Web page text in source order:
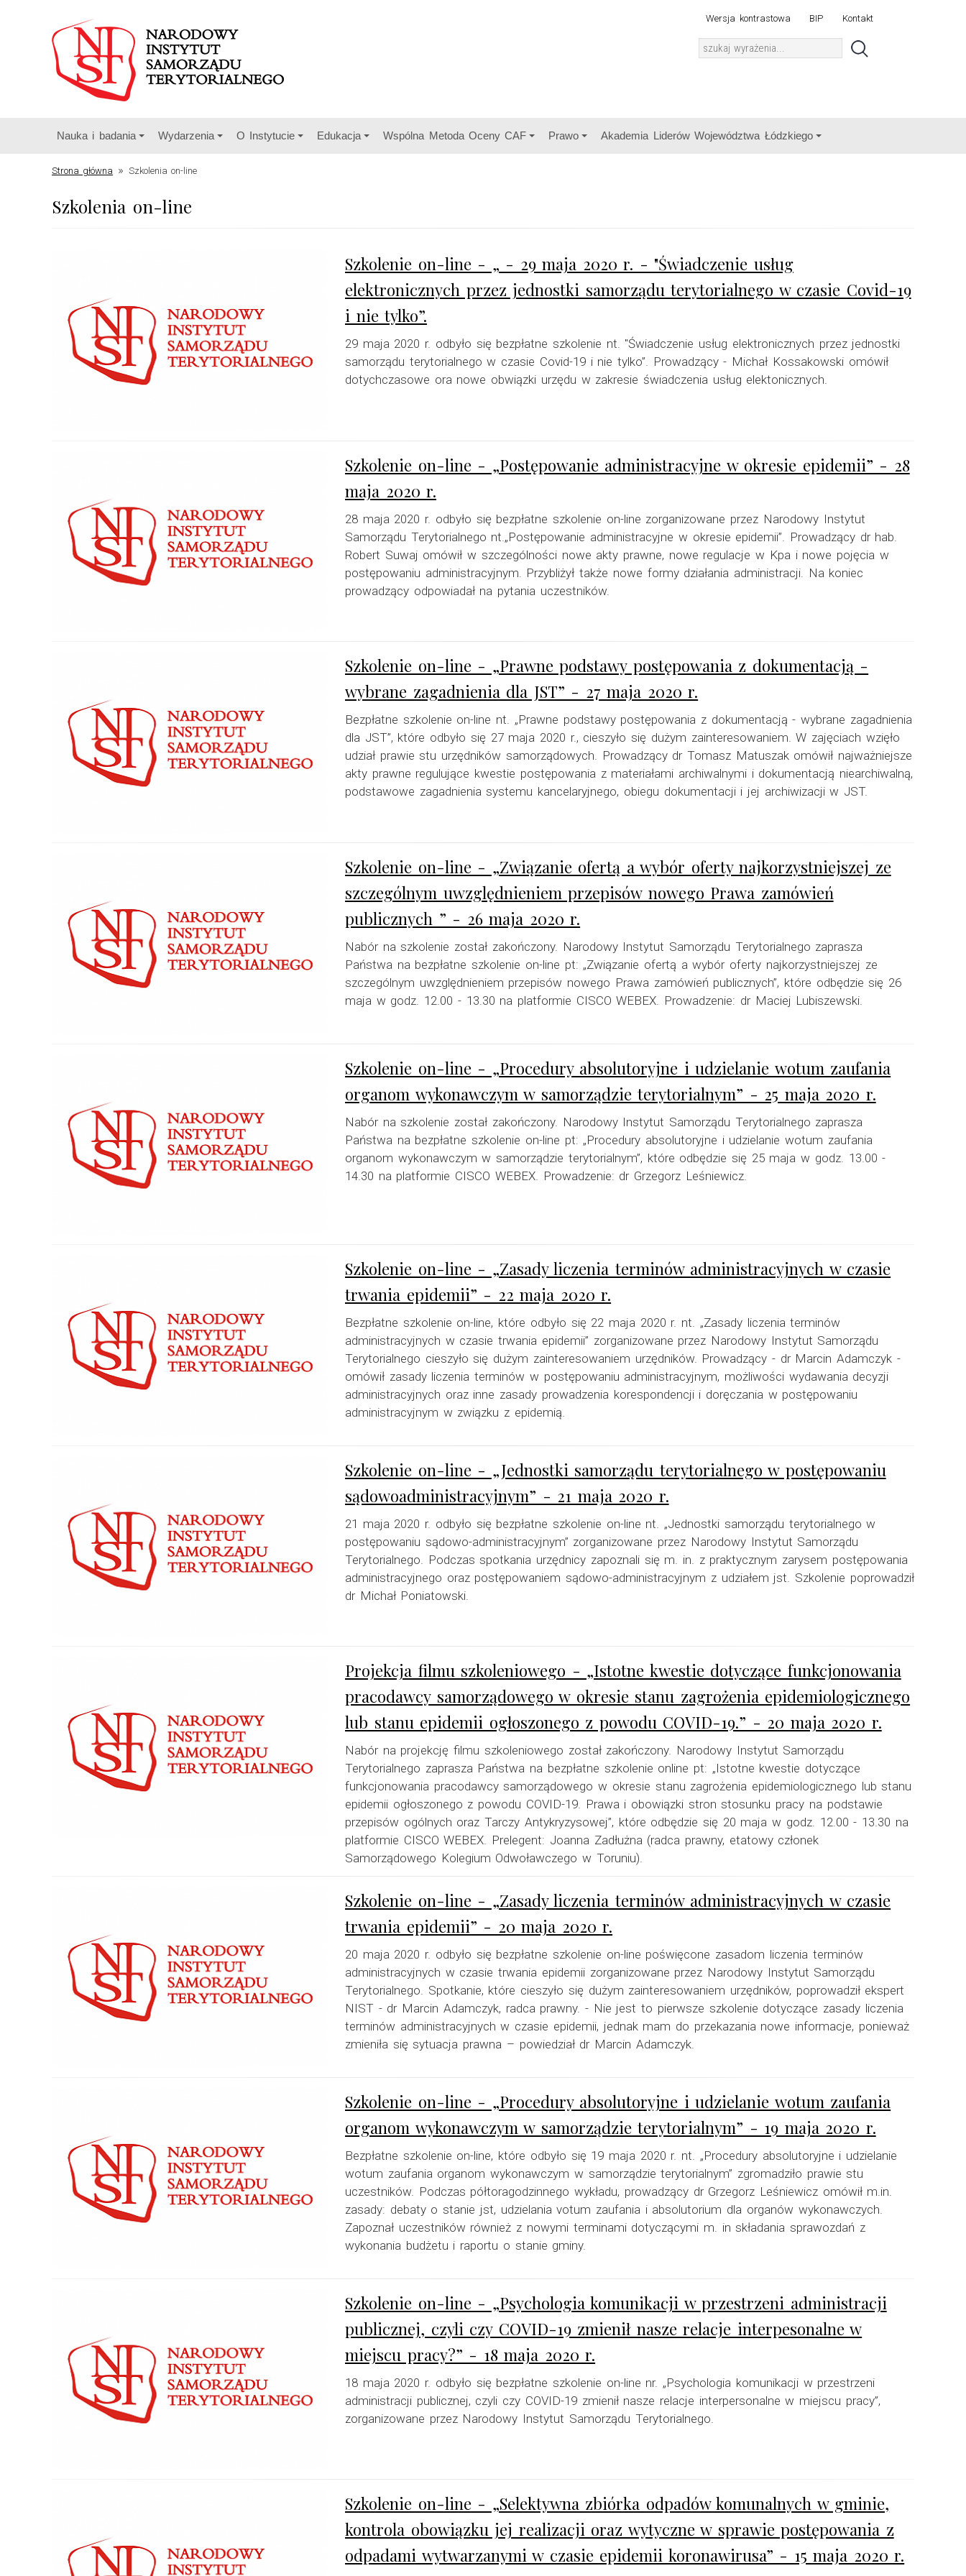
Wersja kontrastowa BIP Kontakt
Nauka i badania Wydarzenia O Instytucie Edukacja Wspólna Metoda Oceny CAF Prawo Akademia Liderów Województwa Łódzkiego
Strona główna » Szkolenia on-line
Szkolenia on-line
Szkolenie on-line - „ - 29 maja 2020 r. - "Świadczenie usług
elektronicznych przez jednostki samorządu terytorialnego w czasie Covid-19
i nie tylko”.
29 maja 2020 r. odbyło się bezpłatne szkolenie nt. "Świadczenie usług elektronicznych przez jednostki
samorządu terytorialnego w czasie Covid-19 i nie tylko”. Prowadzący - Michał Kossakowski omówił
dotychczasowe ora nowe obwiązki urzędu w zakresie świadczenia usług elektonicznych.
Szkolenie on-line - „Postępowanie administracyjne w okresie epidemii” - 28
maja 2020 r.
28 maja 2020 r. odbyło się bezpłatne szkolenie on-line zorganizowane przez Narodowy Instytut
Samorządu Terytorialnego nt.„Postępowanie administracyjne w okresie epidemii”. Prowadzący dr hab.
Robert Suwaj omówił w szczególności nowe akty prawne, nowe regulacje w Kpa i nowe pojęcia w
postępowaniu administracyjnym. Przybliżył także nowe formy działania administracji. Na koniec
prowadzący odpowiadał na pytania uczestników.
Szkolenie on-line - „Prawne podstawy postępowania z dokumentacją -
wybrane zagadnienia dla JST” - 27 maja 2020 r.
Bezpłatne szkolenie on-line nt. „Prawne podstawy postępowania z dokumentacją - wybrane zagadnienia
dla JST”, które odbyło się 27 maja 2020 r., cieszyło się dużym zainteresowaniem. W zajęciach wzięło
udział prawie stu urzędników samorządowych. Prowadzący dr Tomasz Matuszak omówił najważniejsze
akty prawne regulujące kwestie postępowania z materiałami archiwalnymi i dokumentacją niearchiwalną,
podstawowe zagadnienia systemu kancelaryjnego, obiegu dokumentacji i jej archiwizacji w JST.
Szkolenie on-line - „Związanie ofertą a wybór oferty najkorzystniejszej ze
szczególnym uwzględnieniem przepisów nowego Prawa zamówień
publicznych ” - 26 maja 2020 r.
Nabór na szkolenie został zakończony. Narodowy Instytut Samorządu Terytorialnego zaprasza
Państwa na bezpłatne szkolenie on-line pt: „Związanie ofertą a wybór oferty najkorzystniejszej ze
szczególnym uwzględnieniem przepisów nowego Prawa zamówień publicznych”, które odbędzie się 26
maja w godz. 12.00 - 13.30 na platformie CISCO WEBEX. Prowadzenie: dr Maciej Lubiszewski.
Szkolenie on-line - „Procedury absolutoryjne i udzielanie wotum zaufania
organom wykonawczym w samorządzie terytorialnym” - 25 maja 2020 r.
Nabór na szkolenie został zakończony. Narodowy Instytut Samorządu Terytorialnego zaprasza
Państwa na bezpłatne szkolenie on-line pt: „Procedury absolutoryjne i udzielanie wotum zaufania
organom wykonawczym w samorządzie terytorialnym”, które odbędzie się 25 maja w godz. 13.00 -
14.30 na platformie CISCO WEBEX. Prowadzenie: dr Grzegorz Leśniewicz.
Szkolenie on-line - „Zasady liczenia terminów administracyjnych w czasie
trwania epidemii” - 22 maja 2020 r.
Bezpłatne szkolenie on-line, które odbyło się 22 maja 2020 r. nt. „Zasady liczenia terminów
administracyjnych w czasie trwania epidemii” zorganizowane przez Narodowy Instytut Samorządu
Terytorialnego cieszyło się dużym zainteresowaniem urzędników. Prowadzący - dr Marcin Adamczyk -
omówił zasady liczenia terminów w postępowaniu administracyjnym, możliwości wydawania decyzji
administracyjnych oraz inne zasady prowadzenia korespondencji i doręczania w postępowaniu
administracyjnym w związku z epidemią.
Szkolenie on-line - „Jednostki samorządu terytorialnego w postępowaniu
sądowoadministracyjnym” - 21 maja 2020 r.
21 maja 2020 r. odbyło się bezpłatne szkolenie on-line nt. „Jednostki samorządu terytorialnego w
postępowaniu sądowo-administracyjnym” zorganizowane przez Narodowy Instytut Samorządu
Terytorialnego. Podczas spotkania urzędnicy zapoznali się m. in. z praktycznym zarysem postępowania
administracyjnego oraz postępowaniem sądowo-administracyjnym z udziałem jst. Szkolenie poprowadził
dr Michał Poniatowski.
Projekcja filmu szkoleniowego - „Istotne kwestie dotyczące funkcjonowania
pracodawcy samorządowego w okresie stanu zagrożenia epidemiologicznego
lub stanu epidemii ogłoszonego z powodu COVID-19.” - 20 maja 2020 r.
Nabór na projekcję filmu szkoleniowego został zakończony. Narodowy Instytut Samorządu
Terytorialnego zaprasza Państwa na bezpłatne szkolenie online pt: „Istotne kwestie dotyczące
funkcjonowania pracodawcy samorządowego w okresie stanu zagrożenia epidemiologicznego lub stanu
epidemii ogłoszonego z powodu COVID-19. Prawa i obowiązki stron stosunku pracy na podstawie
przepisów ogólnych oraz Tarczy Antykryzysowej”, które odbędzie się 20 maja w godz. 12.00 - 13.30 na
platformie CISCO WEBEX. Prelegent: Joanna Zadłużna (radca prawny, etatowy członek
Samorządowego Kolegium Odwoławczego w Toruniu).
Szkolenie on-line - „Zasady liczenia terminów administracyjnych w czasie
trwania epidemii” - 20 maja 2020 r.
20 maja 2020 r. odbyło się bezpłatne szkolenie on-line poświęcone zasadom liczenia terminów
administracyjnych w czasie trwania epidemii zorganizowane przez Narodowy Instytut Samorządu
Terytorialnego. Spotkanie, które cieszyło się dużym zainteresowaniem urzędników, poprowadził ekspert
NIST - dr Marcin Adamczyk, radca prawny. - Nie jest to pierwsze szkolenie dotyczące zasady liczenia
terminów administracyjnych w czasie epidemii, jednak mam do przekazania nowe informacje, ponieważ
zmieniła się sytuacja prawna – powiedział dr Marcin Adamczyk.
Szkolenie on-line - „Procedury absolutoryjne i udzielanie wotum zaufania
organom wykonawczym w samorządzie terytorialnym” - 19 maja 2020 r.
Bezpłatne szkolenie on-line, które odbyło się 19 maja 2020 r. nt. „Procedury absolutoryjne i udzielanie
wotum zaufania organom wykonawczym w samorządzie terytorialnym” zgromadziło prawie stu
uczestników. Podczas półtoragodzinnego wykładu, prowadzący dr Grzegorz Leśniewicz omówił m.in.
zasady: debaty o stanie jst, udzielania votum zaufania i absolutorium dla organów wykonawczych.
Zapoznał uczestników również z nowymi terminami dotyczącymi m. in składania sprawozdań z
wykonania budżetu i raportu o stanie gminy.
Szkolenie on-line - „Psychologia komunikacji w przestrzeni administracji
publicznej, czyli czy COVID-19 zmienił nasze relacje interpesonalne w
miejscu pracy?” - 18 maja 2020 r.
18 maja 2020 r. odbyło się bezpłatne szkolenie on-line nr. „Psychologia komunikacji w przestrzeni
administracji publicznej, czyli czy COVID-19 zmienił nasze relacje interpersonalne w miejscu pracy”,
zorganizowane przez Narodowy Instytut Samorządu Terytorialnego.
Szkolenie on-line - „Selektywna zbiórka odpadów komunalnych w gminie,
kontrola obowiązku jej realizacji oraz wytyczne w sprawie postępowania z
odpadami wytwarzanymi w czasie epidemii koronawirusa” - 15 maja 2020 r.